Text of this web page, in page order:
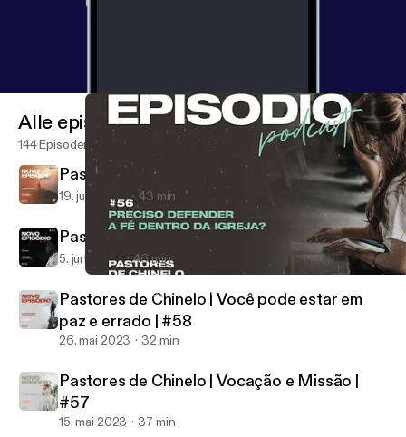
Podcast - Palavra da Vida Paraná
Alle episoder
144 Episoder
Pastores de Chinelo | Homem Banana | #60
19. juni 2023 43 min
Pastores de Chinelo | Racismo | #59
5. juni 2023 46 min
Pastores de Chinelo | Você pode estar em
paz e errado | #58
26. mai 2023 32 min
Pastores de Chinelo | Vocação e Missão |
#57
15. mai 2023 37 min